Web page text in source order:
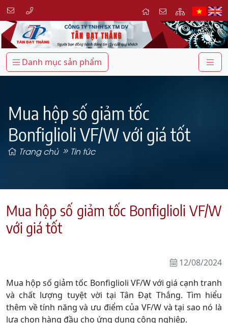
Danh mục sản phẩm
Mua hộp số giảm tốc
Bonfiglioli VF/W với giá tốt
Trang chủ Tin tức
Mua hộp số giảm tốc Bonfiglioli VF/W
với giá tốt
12/08/2024
Mua hộp số giảm tốc Bonfiglioli VF/W với giá cạnh tranh
và chất lượng tuyệt vời tại Tân Đạt Thắng. Tìm hiểu
thêm về tính năng và ưu điểm của VF/W và tại sao nó là
lựa chọn hàng đầu cho ứng dụng công nghiệp.